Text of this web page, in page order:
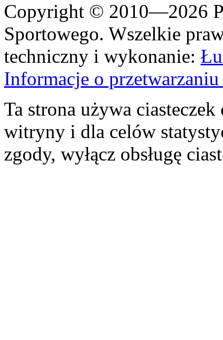
Copyright © 2010—2026
Sportowego. Wszelkie
techniczny i wykonanie:
Informacje o
Ta strona używa
witryny i dla celów
zgody, wyłącz obsługę